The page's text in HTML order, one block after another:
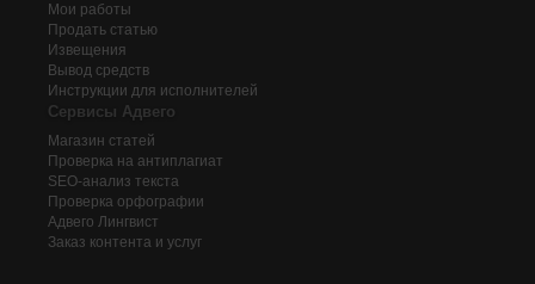
Мои работы
Продать статью
Извещения
Вывод средств
Инструкции для исполнителей
Сервисы Адвего
Магазин статей
Проверка на антиплагиат
SEO-анализ текста
Проверка орфографии
Адвего Лингвист
Заказ контента и услуг